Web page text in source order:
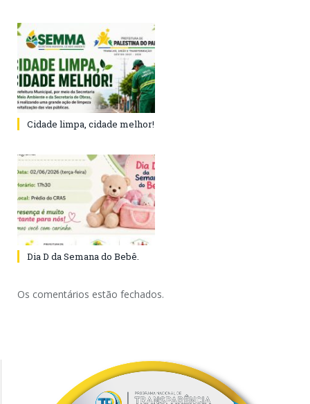
Cidade limpa, cidade melhor!
Dia D da Semana do Bebê.
Os comentários estão fechados.